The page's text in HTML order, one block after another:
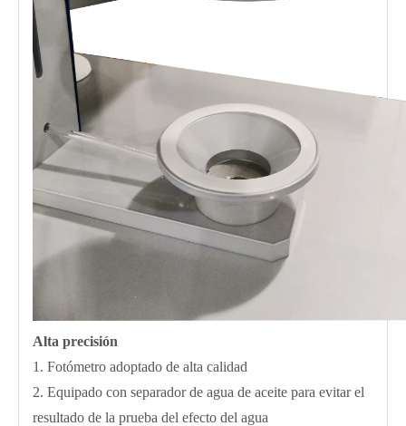
Alta precisión
1. Fotómetro adoptado de alta calidad
2. Equipado con separador de agua de aceite para evitar el
resultado de la prueba del efecto del agua